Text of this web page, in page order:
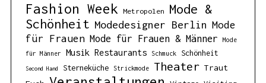
Fashion Week Metropolen
Mode &
Schönheit Modedesigner Berlin Mode
für Frauen Mode für Frauen & Männer
Mode
für Männer
Musik Restaurants Schmuck Schönheit
Second Hand Sterneküche Strickmode Theater Traut